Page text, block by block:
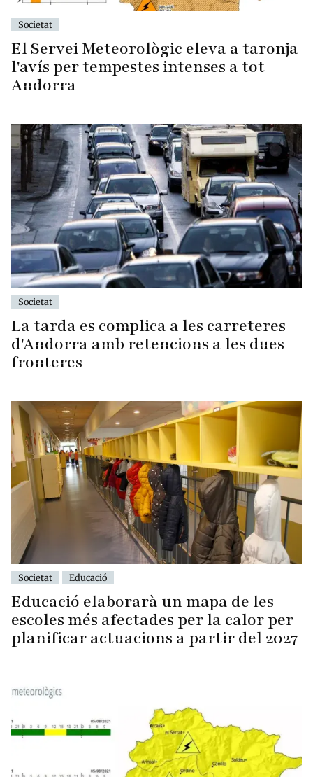
Societat
El Servei Meteorològic eleva a taronja
l'avís per tempestes intenses a tot
Andorra
Societat
La tarda es complica a les carreteres
d'Andorra amb retencions a les dues
fronteres
Societat Educació
Educació elaborarà un mapa de les
escoles més afectades per la calor per
planificar actuacions a partir del 2027